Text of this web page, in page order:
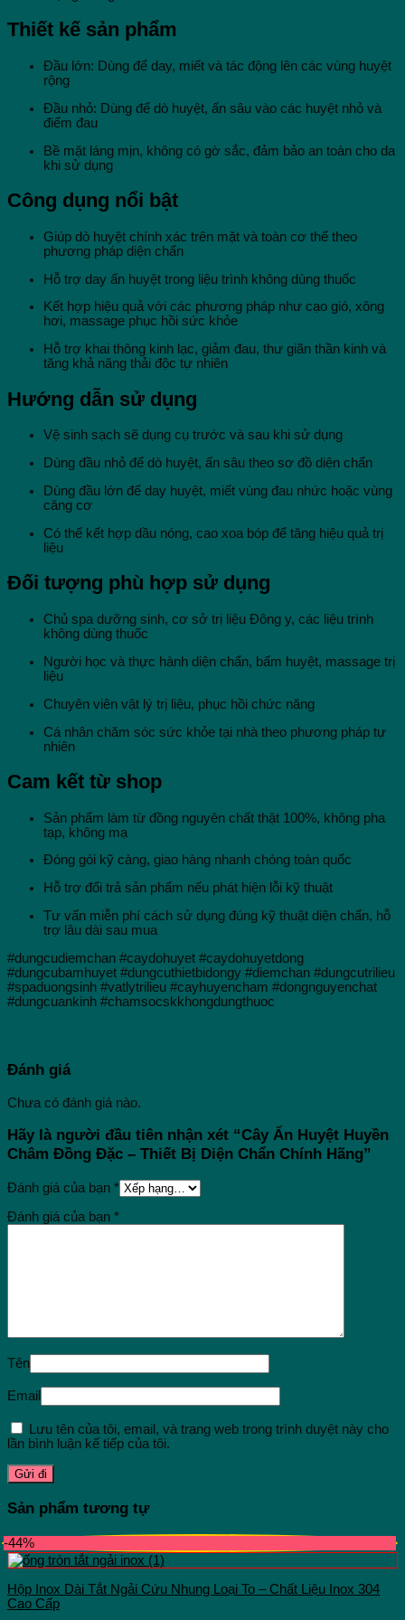
Thiết kế sản phẩm
Đầu lớn: Dùng để day, miết và tác động lên các vùng huyệt
rộng
Đầu nhỏ: Dùng để dò huyệt, ấn sâu vào các huyệt nhỏ và
điểm đau
Bề mặt láng mịn, không có gờ sắc, đảm bảo an toàn cho da
khi sử dụng
Công dụng nổi bật
Giúp dò huyệt chính xác trên mặt và toàn cơ thể theo
phương pháp diện chẩn
Hỗ trợ day ấn huyệt trong liệu trình không dùng thuốc
Kết hợp hiệu quả với các phương pháp như cạo gió, xông
hơi, massage phục hồi sức khỏe
Hỗ trợ khai thông kinh lạc, giảm đau, thư giãn thần kinh và
tăng khả năng thải độc tự nhiên
Hướng dẫn sử dụng
Vệ sinh sạch sẽ dụng cụ trước và sau khi sử dụng
Dùng đầu nhỏ để dò huyệt, ấn sâu theo sơ đồ diện chẩn
Dùng đầu lớn để day huyệt, miết vùng đau nhức hoặc vùng
căng cơ
Có thể kết hợp dầu nóng, cao xoa bóp để tăng hiệu quả trị
liệu
Đối tượng phù hợp sử dụng
Chủ spa dưỡng sinh, cơ sở trị liệu Đông y, các liệu trình
không dùng thuốc
Người học và thực hành diện chẩn, bấm huyệt, massage trị
liệu
Chuyên viên vật lý trị liệu, phục hồi chức năng
Cá nhân chăm sóc sức khỏe tại nhà theo phương pháp tự
nhiên
Cam kết từ shop
Sản phẩm làm từ đồng nguyên chất thật 100%, không pha
tạp, không mạ
Đóng gói kỹ càng, giao hàng nhanh chóng toàn quốc
Hỗ trợ đổi trả sản phẩm nếu phát hiện lỗi kỹ thuật
Tư vấn miễn phí cách sử dụng đúng kỹ thuật diện chẩn, hỗ
trợ lâu dài sau mua
#dungcudiemchan #caydohuyet #caydohuyetdong
#dungcubamhuyet #dungcuthietbidongy #diemchan #dungcutrilieu
#spaduongsinh #vatlytrilieu #cayhuyencham #dongnguyenchat
#dungcuankinh #chamsocskkhongdungthuoc
Đánh giá
Chưa có đánh giá nào.
Hãy là người đầu tiên nhận xét “Cây Ấn Huyệt Huyền
Châm Đồng Đặc – Thiết Bị Diện Chẩn Chính Hãng”
Đánh giá của bạn *
Đánh giá của bạn *
Tên
Email
Lưu tên của tôi, email, và trang web trong trình duyệt này cho
lần bình luận kế tiếp của tôi.
Sản phẩm tương tự
-44%
Hộp Inox Dài Tắt Ngải Cứu Nhung Loại To – Chất Liệu Inox 304
Cao Cấp